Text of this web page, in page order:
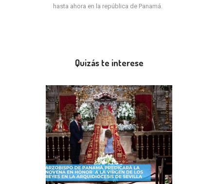
hasta ahora en la república de Panamá.
Quizás te interese